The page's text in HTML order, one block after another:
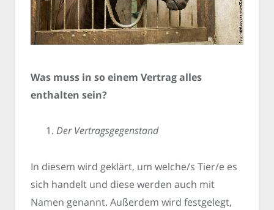
Was muss in so einem Vertrag alles
enthalten sein?
Der Vertragsgegenstand
In diesem wird geklärt, um welche/s Tier/e es
sich handelt und diese werden auch mit
Namen genannt. Außerdem wird festgelegt,